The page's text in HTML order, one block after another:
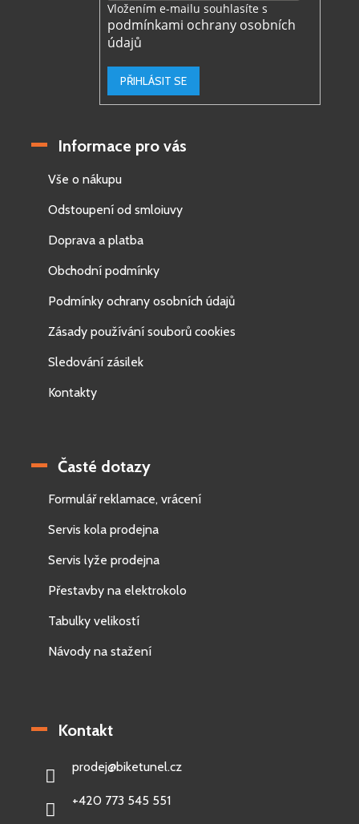
Vložením e-mailu souhlasíte s
podmínkami ochrany osobních
údajů
PŘIHLÁSIT SE
Informace pro vás
Vše o nákupu
Odstoupení od smloiuvy
Doprava a platba
Obchodní podmínky
Podmínky ochrany osobních údajů
Zásady používání souborů cookies
Sledování zásilek
Kontakty
Časté dotazy
Formulář reklamace, vrácení
Servis kola prodejna
Servis lyže prodejna
Přestavby na elektrokolo
Tabulky velikostí
Návody na stažení
Kontakt
prodej@biketunel.cz
+420 773 545 551